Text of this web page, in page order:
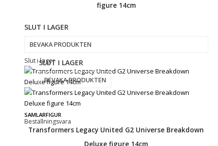
figure 14cm
SLUT I LAGER
BEVAKA PRODUKTEN
Slut i lager
SAMLARFIGUR
Beställningsvara
SLUT I LAGER
BEVAKA PRODUKTEN
Transformers Legacy United G2 Universe Breakdown
Deluxe figure 14cm